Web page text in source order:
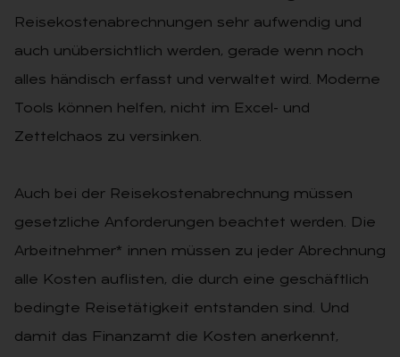
Reisekostenabrechnungen sehr aufwendig und
auch unübersichtlich werden, gerade wenn noch
alles händisch erfasst und verwaltet wird. Moderne
Tools können helfen, nicht im Excel- und
Zettelchaos zu versinken.
Auch bei der Reisekostenabrechnung müssen
gesetzliche Anforderungen beachtet werden. Die
Arbeitnehmer* innen müssen zu jeder Abrechnung
alle Kosten auflisten, die durch eine geschäftlich
bedingte Reisetätigkeit entstanden sind. Und
damit das Finanzamt die Kosten anerkennt,